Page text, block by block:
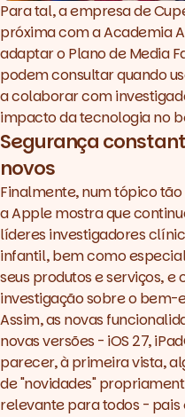
Para tal, a empresa de
próxima com a Academia
adaptar o Plano de Media
podem consultar quando
a colaborar com
impacto da tecnologia no
Segurança
novos
Finalmente, num tópico
a Apple mostra que
líderes investigadores
infantil, bem como
seus produtos e serviços, e
investigação sobre o bem-
Assim, as novas
novas versões - iOS 27,
parecer, à primeira vista,
de "novidades"
relevante para todos - pais